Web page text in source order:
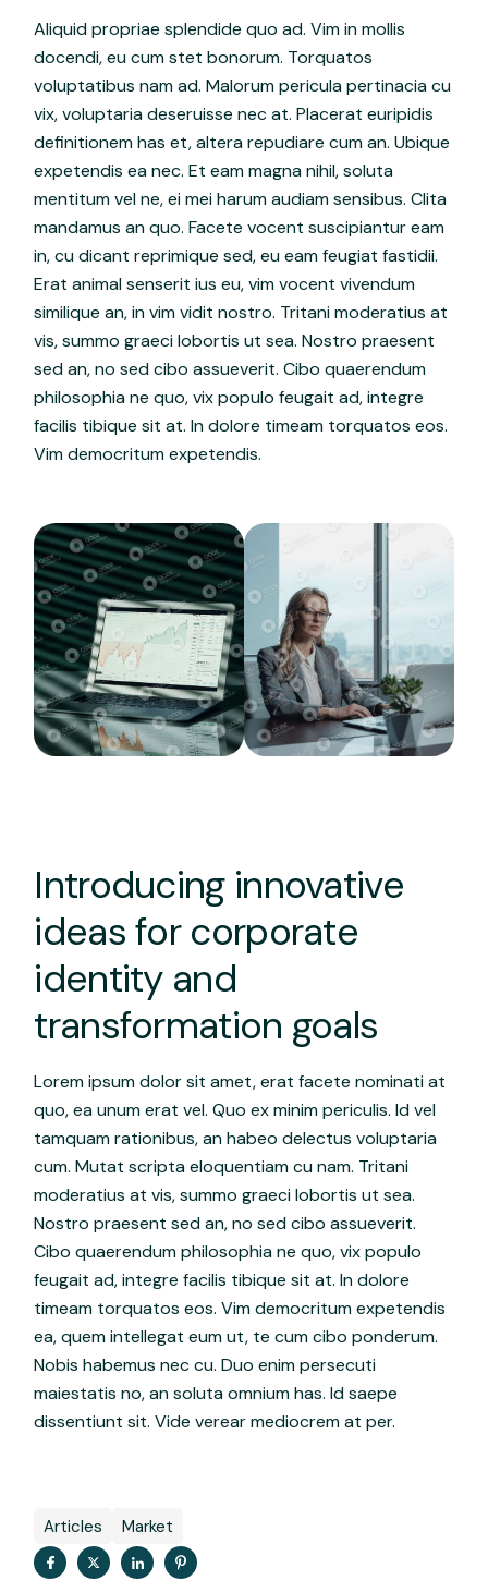
Aliquid propriae splendide quo ad. Vim in mollis
docendi, eu cum stet bonorum. Torquatos
voluptatibus nam ad. Malorum pericula pertinacia cu
vix, voluptaria deseruisse nec at. Placerat euripidis
definitionem has et, altera repudiare cum an. Ubique
expetendis ea nec. Et eam magna nihil, soluta
mentitum vel ne, ei mei harum audiam sensibus. Clita
mandamus an quo. Facete vocent suscipiantur eam
in, cu dicant reprimique sed, eu eam feugiat fastidii.
Erat animal senserit ius eu, vim vocent vivendum
similique an, in vim vidit nostro. Tritani moderatius at
vis, summo graeci lobortis ut sea. Nostro praesent
sed an, no sed cibo assueverit. Cibo quaerendum
philosophia ne quo, vix populo feugait ad, integre
facilis tibique sit at. In dolore timeam torquatos eos.
Vim democritum expetendis.
Introducing innovative
ideas for corporate
identity and
transformation goals
Lorem ipsum dolor sit amet, erat facete nominati at
quo, ea unum erat vel. Quo ex minim periculis. Id vel
tamquam rationibus, an habeo delectus voluptaria
cum. Mutat scripta eloquentiam cu nam. Tritani
moderatius at vis, summo graeci lobortis ut sea.
Nostro praesent sed an, no sed cibo assueverit.
Cibo quaerendum philosophia ne quo, vix populo
feugait ad, integre facilis tibique sit at. In dolore
timeam torquatos eos. Vim democritum expetendis
ea, quem intellegat eum ut, te cum cibo ponderum.
Nobis habemus nec cu. Duo enim persecuti
maiestatis no, an soluta omnium has. Id saepe
dissentiunt sit. Vide verear mediocrem at per.
Articles Market